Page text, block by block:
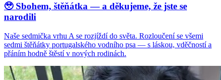
🥹 Sbohem, štěňátka — a děkujeme, že jste se
narodili
Naše sedmička vrhu A se rozjíždí do světa. Rozloučení se všemi
sedmi štěňátky portugalského vodního psa — s láskou, vděčností a
přáním hodně štěstí v nových rodinách.